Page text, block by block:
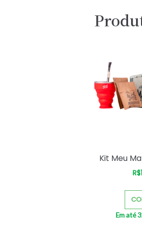
Kit Meu
R$
Em até